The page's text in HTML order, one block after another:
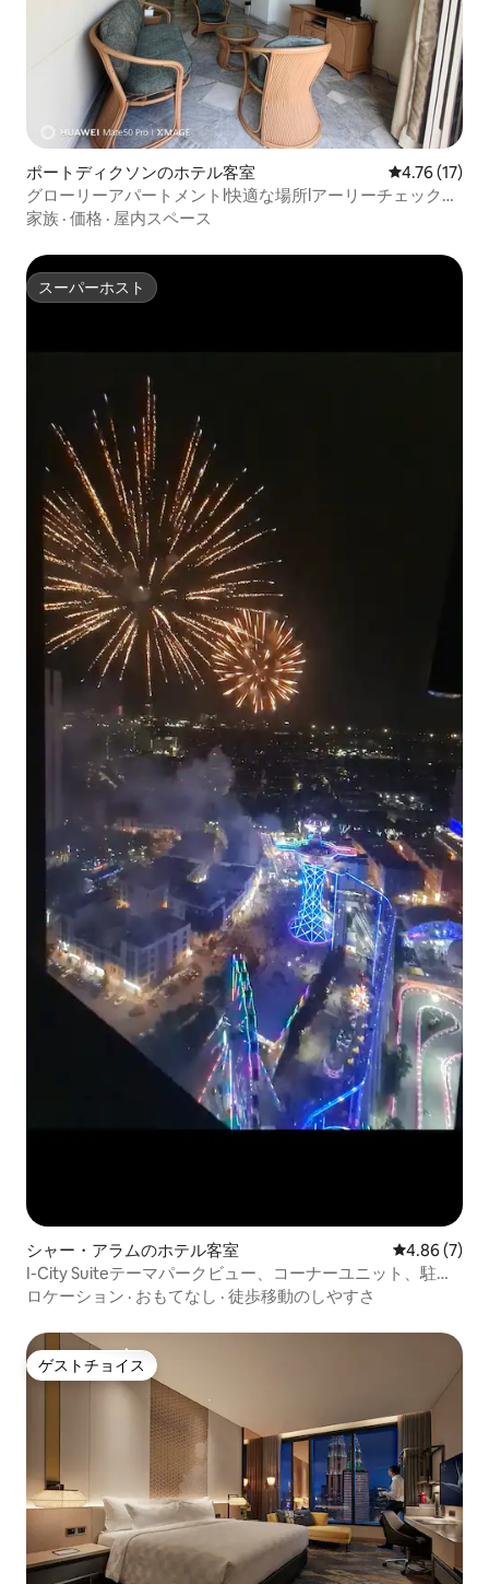
ポートディクソンのホテル客室 レビュー17
4.76 (17)
グローリーアパートメントl快適な場所lアーリーチェックイ
ン
家族 · 価格 · 屋内スペース
スーパーホスト
スーパーホスト
シャー・アラムのホテル客室 レビュー7
4.86 (7)
I-City Suiteテーマパークビュー、コーナーユニット、駐車
場
ロケーション · おもてなし · 徒歩移動のしやすさ
ゲストチョイス
ゲストチョイス